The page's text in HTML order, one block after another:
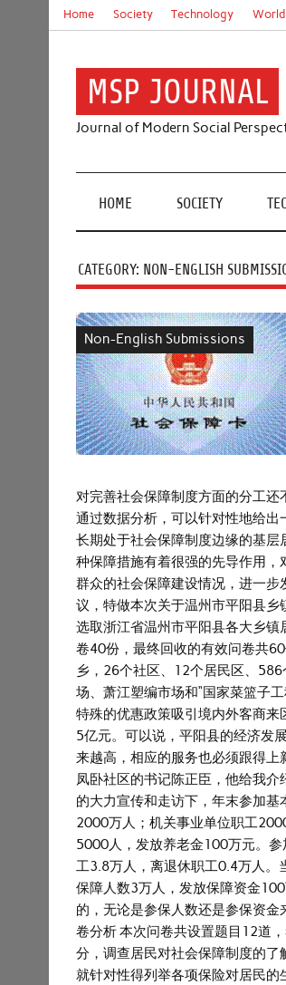
Home Society Technology World
MSP JOURNAL
Journal of Modern Social
HOME SOCIETY
CATEGORY: NON-ENGLISH
Non-English Submissions
对完善社会保障制度方面的分工还
通过数据分析，可以针对性地给
长期处于社会保障制度边缘的基
种保障措施有着很强的先导作用
群众的社会保障建设情况，进一
议，特做本次关于温州市平阳县乡
选取浙江省温州市平阳县各大乡
卷40份，最终回收的有效问卷共
乡，26个社区、12个居民区、
场、萧江塑编市场和“国家菜篮子
特殊的优惠政策吸引境内外客商
5亿元。可以说，平阳县的经济发
来越高，相应的服务也必须跟得
凤卧社区的书记陈正臣，他给我
的大力宣传和走访下，年末参加
2000万人；机关事业单位职工
5000人，发放养老金100万元。
工3.8万人，离退休职工0.4万人。
保障人数3万人，发放保障资金
的，无论是参保人数还是参保资
卷分析 本次问卷共设置题目12道
分，调查居民对社会保障制度的
就针对性得列举各项保险对居民